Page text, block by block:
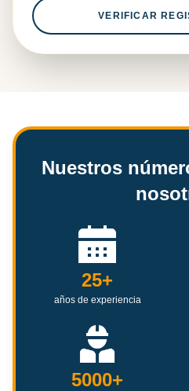
VERIFICAR
Nuestros
25+
años de experiencia
5000+